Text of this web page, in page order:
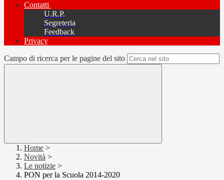
Contatti
U.R.P.
Segreteria
Feedback
Privacy
Campo di ricerca per le pagine del sito
Home >
Novità >
Le notizie >
PON per la Scuola 2014-2020